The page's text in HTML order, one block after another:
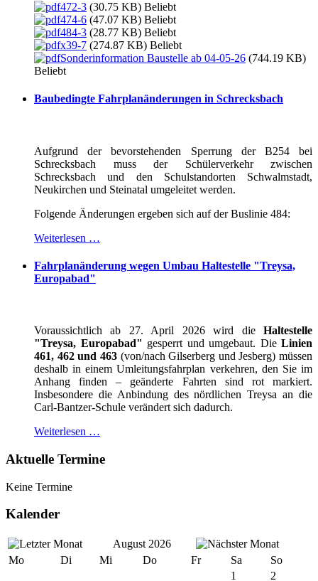
472-3 (30.75 KB) Beliebt
474-6 (47.07 KB) Beliebt
484-3 (28.77 KB) Beliebt
x39-7 (274.87 KB) Beliebt
Sonderinformation Baustelle ab 04-05-26 (744.19 KB)
Beliebt
Baubedingte Fahrplanänderungen in Schrecksbach
Aufgrund der bevorstehenden Sperrung der B254 bei
Schrecksbach muss der Schülerverkehr zwischen
Schrecksbach und den Schulstandorten Schwalmstadt,
Neukirchen und Steinatal umgeleitet werden.
Folgende Änderungen ergeben sich auf der Buslinie 484:
Weiterlesen …
Fahrplanänderung wegen Umbau Haltestelle "Treysa,
Europabad"
Voraussichtlich ab 27. April 2026 wird die Haltestelle
"Treysa, Europabad" gesperrt und umgebaut. DieLinien
461, 462 und 463(von/nach Gilserberg und Jesberg) müssen
deshalb in einem Umleitungsfahrplan verkehren, den Sie im
Anhang finden – geänderte Fahrten sind rot markiert.
Insbesondere die Anbindung des nördlichen Treysa an die
Carl-Bantzer-Schule verändert sich dadurch.
Weiterlesen …
Aktuelle Termine
Keine Termine
Kalender
August 2026
Mo
Di Mi Do Fr Sa
So
1
2